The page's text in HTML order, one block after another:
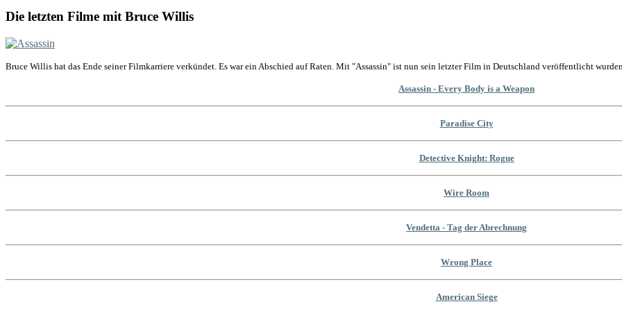
Die letzten Filme mit Bruce Willis
Bruce Willis hat das Ende seiner Filmkarriere verkündet. Es war ein Abschied auf Raten. Mit "Assassin" ist nun sein letzter Film in Deutschland veröffentlicht
Assassin - Every Body is a Weapon
Paradise City
Detective Knight: Rogue
Wire Room
Vendetta - Tag der Abrechnung
Wrong Place
American Siege